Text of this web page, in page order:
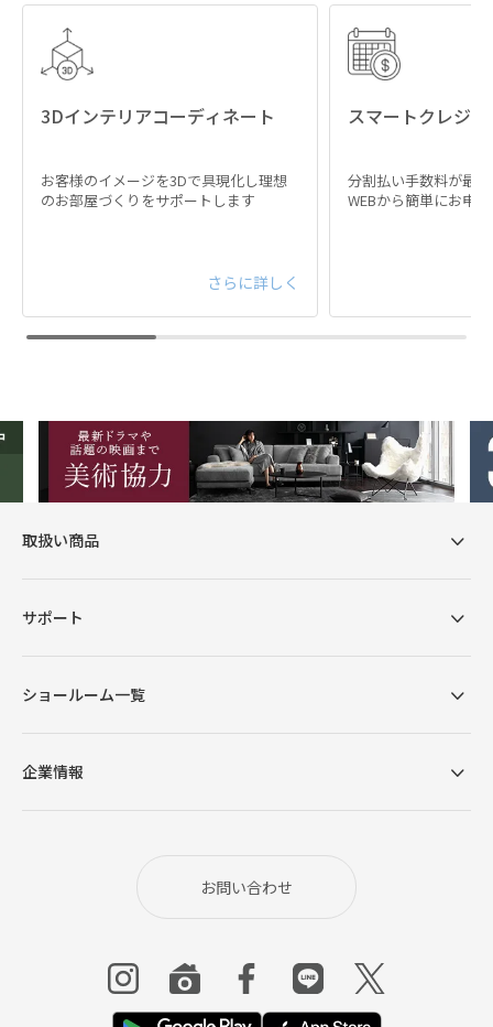
3Dインテリアコーディネート
お客様のイメージを3Dで具現化し理想
のお部屋づくりをサポートします
さらに詳しく
スマートクレジ
分割払い手数料が最
WEBから簡単にお申
取扱い商品
サポート
ショールーム一覧
企業情報
お問い合わせ